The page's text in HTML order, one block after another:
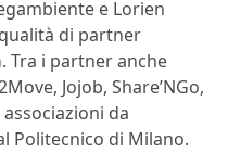
e Lorien
di partner
. Tra i partner anche
Jojob, Share’NGo,
da
Politecnico di Milano.